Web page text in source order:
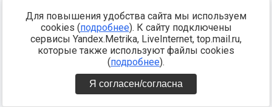
Для повышения удобства сайта мы используем
cookies (подробнее). К сайту подключены
сервисы Yandex.Metrika, LiveInternet, top.mail.ru,
которые также используют файлы cookies
(подробнее).
Я согласен/согласна